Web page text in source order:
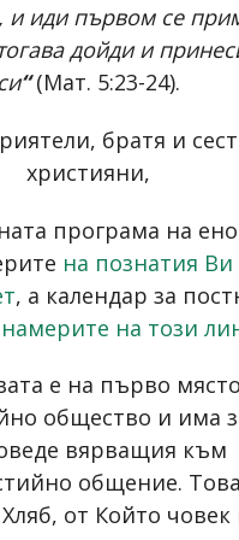
и иди първом се
дойди и
си“(Мат. 5:23-24).
братя и
християни,
програма на
на познатия Ви
, а календар за
на този
е на първо място
общество и има
вярващия към
общение.
от Който човек